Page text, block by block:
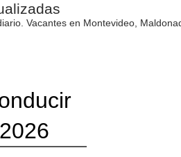
Vacantes en Montevideo,